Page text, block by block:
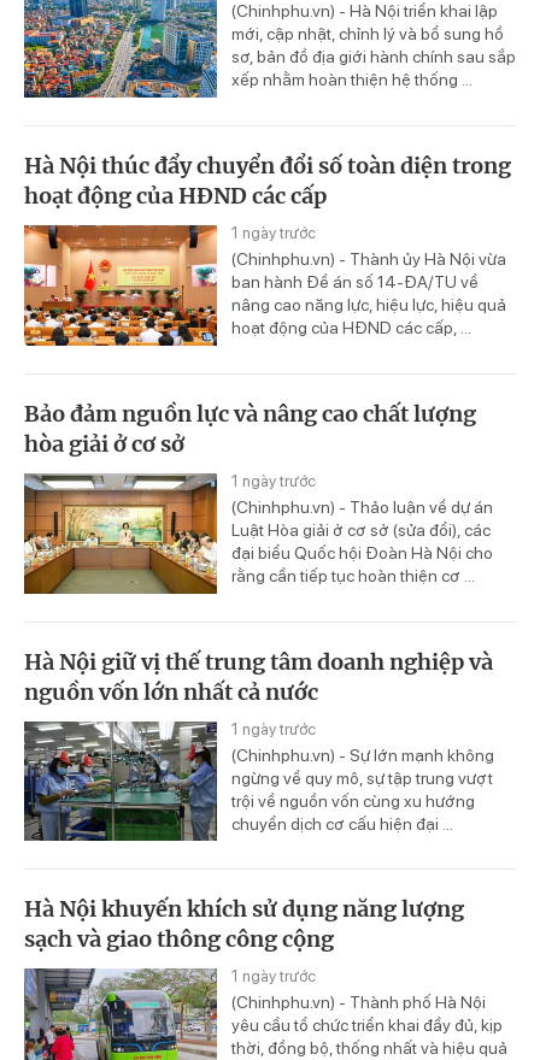
(Chinhphu.vn) - Hà Nội triển khai lập
mới, cập nhật, chỉnh lý và bổ sung hồ
sơ, bản đồ địa giới hành chính sau sắp
xếp nhằm hoàn thiện hệ thống ...
Hà Nội thúc đẩy chuyển đổi số toàn diện trong
hoạt động của HĐND các cấp
1 ngày trước
(Chinhphu.vn) - Thành ủy Hà Nội vừa
ban hành Đề án số 14-ĐA/TU về
nâng cao năng lực, hiệu lực, hiệu quả
hoạt động của HĐND các cấp, ...
Bảo đảm nguồn lực và nâng cao chất lượng
hòa giải ở cơ sở
1 ngày trước
(Chinhphu.vn) - Thảo luận về dự án
Luật Hòa giải ở cơ sở (sửa đổi), các
đại biểu Quốc hội Đoàn Hà Nội cho
rằng cần tiếp tục hoàn thiện cơ ...
Hà Nội giữ vị thế trung tâm doanh nghiệp và
nguồn vốn lớn nhất cả nước
1 ngày trước
(Chinhphu.vn) - Sự lớn mạnh không
ngừng về quy mô, sự tập trung vượt
trội về nguồn vốn cùng xu hướng
chuyển dịch cơ cấu hiện đại ...
Hà Nội khuyến khích sử dụng năng lượng
sạch và giao thông công cộng
1 ngày trước
(Chinhphu.vn) - Thành phố Hà Nội
yêu cầu tổ chức triển khai đầy đủ, kịp
thời, đồng bộ, thống nhất và hiệu quả